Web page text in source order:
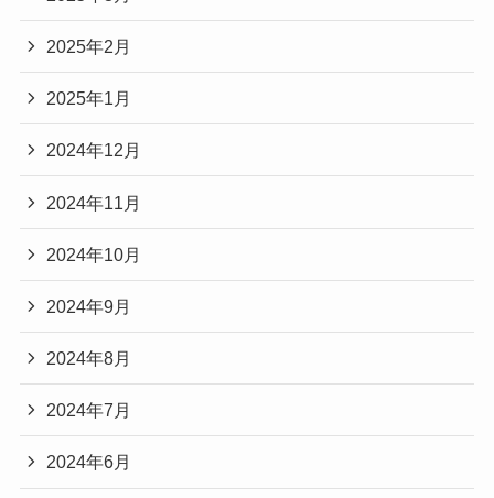
2025年2月
2025年1月
2024年12月
2024年11月
2024年10月
2024年9月
2024年8月
2024年7月
2024年6月